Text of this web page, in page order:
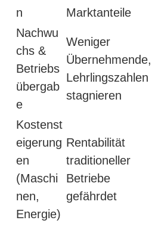
n
Marktanteile
Nachwu
chs &
Betriebs
übergab
e
Weniger
Übernehmende,
Lehrlingszahlen
stagnieren
Kostenst
eigerung
en
(Maschi
nen,
Energie)
Rentabilität
traditioneller
Betriebe
gefährdet